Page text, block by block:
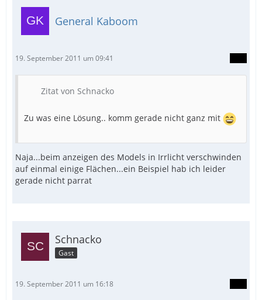
General Kaboom
19. September 2011 um 09:41
Zitat von Schnacko
Zu was eine Lösung.. komm gerade nicht ganz mit
Naja...beim anzeigen des Models in Irrlicht verschwinden
auf einmal einige Flächen...ein Beispiel hab ich leider
gerade nicht parrat
Schnacko
Gast
19. September 2011 um 16:18